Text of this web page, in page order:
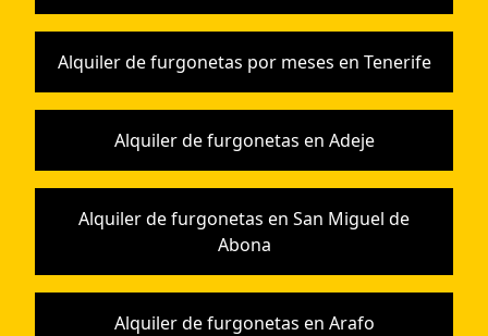
Alquiler de furgonetas por meses en Tenerife
Alquiler de furgonetas en Adeje
Alquiler de furgonetas en San Miguel de
Abona
Alquiler de furgonetas en Arafo